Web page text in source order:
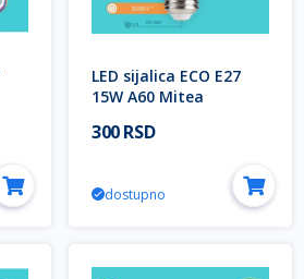
LED sijalica ECO E27
15W A60 Mitea
300 RSD
dostupno